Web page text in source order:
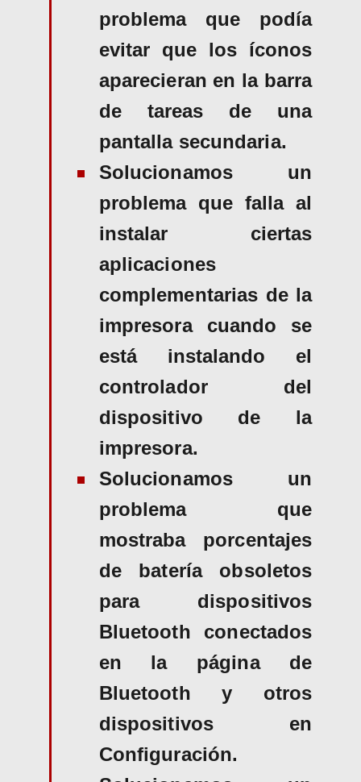
problema que podía
evitar que los íconos
aparecieran en la barra
de tareas de una
pantalla secundaria.
Solucionamos un
problema que falla al
instalar ciertas
aplicaciones
complementarias de la
impresora cuando se
está instalando el
controlador del
dispositivo de la
impresora.
Solucionamos un
problema que
mostraba porcentajes
de batería obsoletos
para dispositivos
Bluetooth conectados
en la página de
Bluetooth y otros
dispositivos en
Configuración.